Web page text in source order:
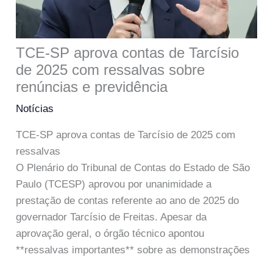
TCE-SP aprova contas de Tarcísio
de 2025 com ressalvas sobre
renúncias e previdência
Notícias
TCE-SP aprova contas de Tarcísio de 2025 com
ressalvas
O Plenário do Tribunal de Contas do Estado de São
Paulo (TCESP) aprovou por unanimidade a
prestação de contas referente ao ano de 2025 do
governador Tarcísio de Freitas. Apesar da
aprovação geral, o órgão técnico apontou
**ressalvas importantes** sobre as demonstrações